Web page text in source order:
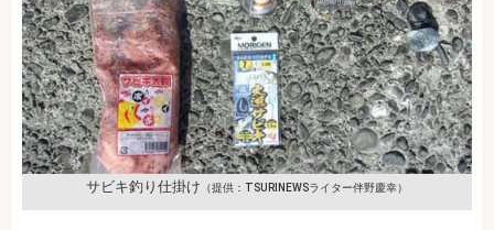
サビキ釣り仕掛け （提供：TSURINEWSライター伴野慶幸）